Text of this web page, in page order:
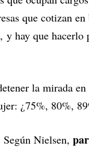
que cotizan en
, y hay que hacerlo
la mirada
¿75%, 80%,
Según Nielsen,